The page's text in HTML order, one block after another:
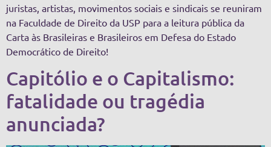
juristas, artistas, movimentos sociais e sindicais se reuniram
na Faculdade de Direito da USP para a leitura pública da
Carta às Brasileiras e Brasileiros em Defesa do Estado
Democrático de Direito!
Capitólio e o Capitalismo:
fatalidade ou tragédia
anunciada?